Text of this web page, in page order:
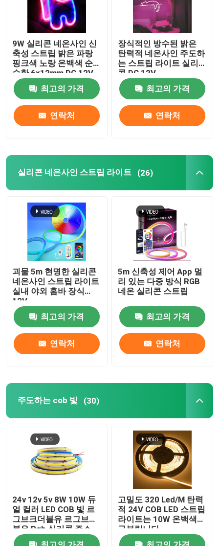
홈
제품 소개
회사 소개
공장 투어
품질 관리
연락처
LED 네온사인 스트립 라이트
네온사인 신축성 스트립 불빛
실리콘 네온사인 스트립 라이트
주도하는 cob 빛
탄력적 주도하는 스트립 라이트
9W 실리콘 네온사인 신
축성 스트립 밝은 파랑
핑크색 노랑 온백색 순
수한 6x12mm DC 12V
최고의 가격
연락처
장식적인 방수된 밝은
탄력적 네온사인 주도하
는 스트립 라이트 실리
콘 DC 12V
최고의 가격
연락처
실리콘 네온사인 스트립 라이트 (26)
괴물 5m 현명한 실리콘
네온사인 스트립 라이트
실내 야외 홈바 장식
12V
최고의 가격
연락처
5m 신축성 제어 App 멀
리 있는 다중 방식 RGB
네온 실리콘 스트립
최고의 가격
연락처
주도하는 cob 빛 (30)
24v 12v 5v 8W 10W 듀
얼 컬러 LED COB 빛 르
그브크더블유 르그브더
블유 Rgb 실리콘 주소
지정 가능형입니다
고밀도 320 Led/M 탄력
적 24V COB LED 스트립
라이트는 10W 온백색을
구부립니다